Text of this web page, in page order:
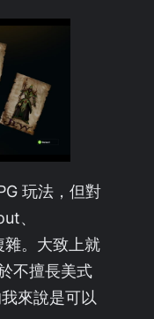
玩法，但對
、
。大致上就
不擅長美式
來說是可以